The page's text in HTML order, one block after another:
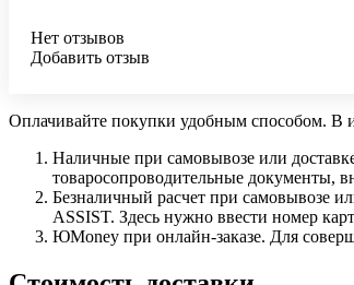
Нет отзывов
Добавить отзыв
Оплачивайте покупки удобным способом. В
Наличные при самовывозе или
товаросопроводительные документы,
Безналичный расчет при самовывозе
ASSIST. Здесь нужно ввести номер
ЮMoney при онлайн-заказе. Для